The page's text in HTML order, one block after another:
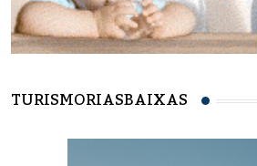
TURISMORIASBAIXAS